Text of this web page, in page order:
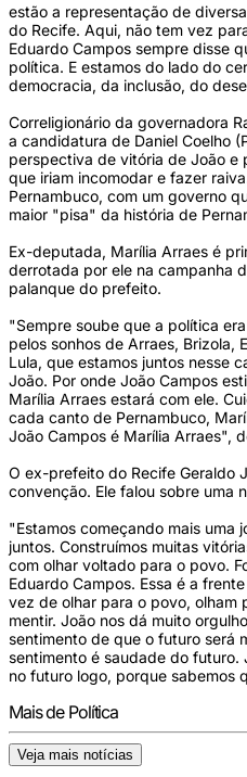
estão a representação de
do Recife. Aqui, não tem vez
Eduardo Campos sempre disse
política. E estamos do lado do
democracia, da inclusão, do
Correligionário da governadora
a candidatura de Daniel Coelho
perspectiva de vitória de João e
que iriam incomodar e fazer
Pernambuco, com um governo
maior "pisa" da história de
Ex-deputada, Marília Arraes é
derrotada por ele na campanha
palanque do prefeito.
"Sempre soube que a política
pelos sonhos de Arraes, Brizola,
Lula, que estamos juntos nesse
João. Por onde João Campos
Marília Arraes estará com ele.
cada canto de Pernambuco,
João Campos é Marília Arraes",
O ex-prefeito do Recife Geraldo
convenção. Ele falou sobre uma
"Estamos começando mais uma
juntos. Construímos muitas
com olhar voltado para o povo.
Eduardo Campos. Essa é a
vez de olhar para o povo, olham
mentir. João nos dá muito
sentimento de que o futuro será
sentimento é saudade do
no futuro logo, porque sabemos
Mais de Política
Veja mais notícias